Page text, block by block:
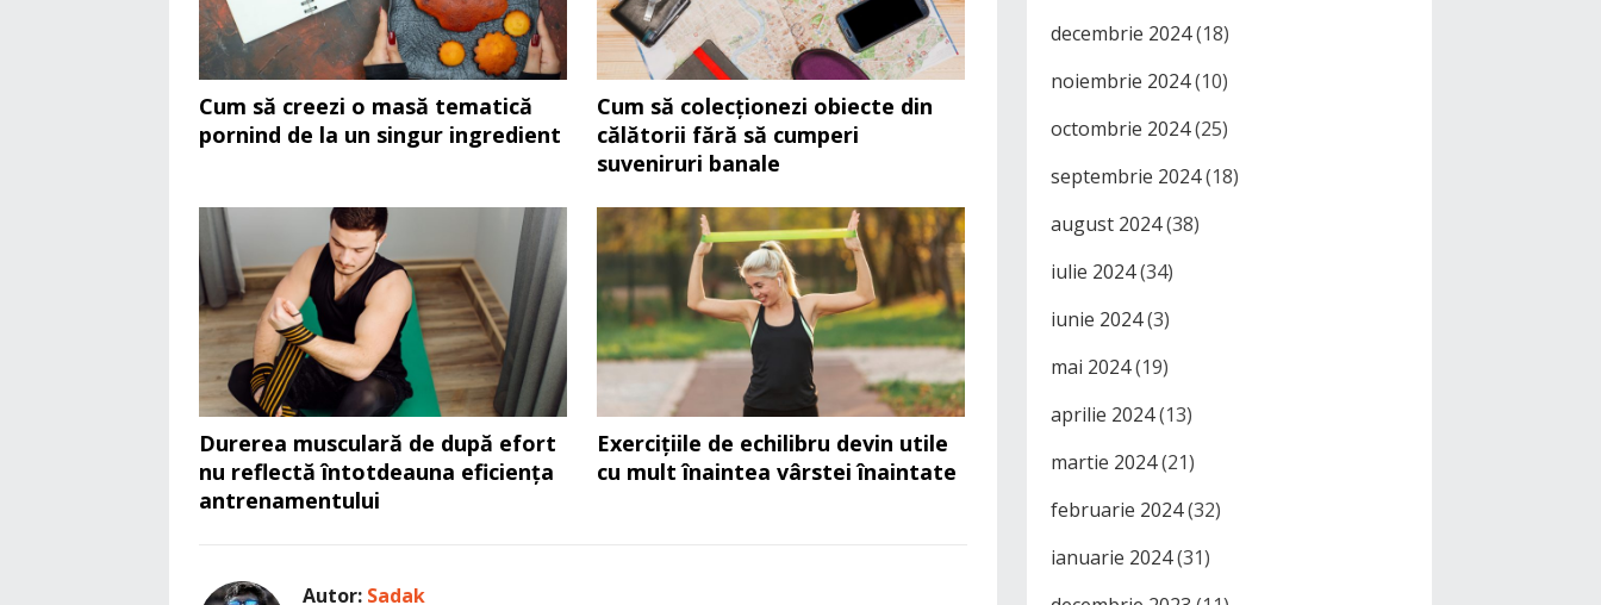
Cum să creezi o masă tematică
pornind de la un singur ingredient
Cum să colecționezi obiecte din
călătorii fără să cumperi
suveniruri banale
Durerea musculară de după efort
nu reflectă întotdeauna eficiența
antrenamentului
Exercițiile de echilibru devin utile
cu mult înaintea vârstei înaintate
Autor: Sadak
decembrie 2024(18)
noiembrie 2024(10)
octombrie 2024(25)
septembrie 2024(18)
august 2024(38)
iulie 2024(34)
iunie 2024(3)
mai 2024(19)
aprilie 2024(13)
martie 2024(21)
februarie 2024(32)
ianuarie 2024(31)